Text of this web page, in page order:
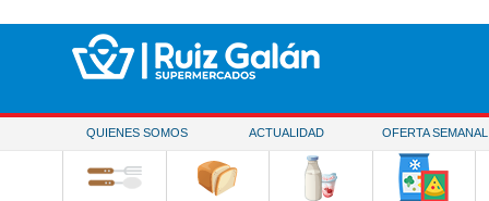
QUIENES SOMOS ACTUALIDAD OFERTA SEMANAL